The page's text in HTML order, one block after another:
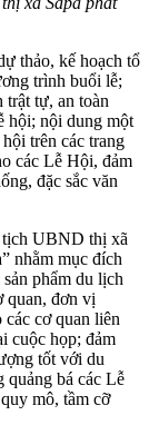
thảo, kế hoạch tổ
trình buổi lễ;
trật tự, an toàn
hội; nội dung một
trên các trang
các Lễ Hội, đảm
đặc sắc văn
UBND thị xã
nhằm mục đích
phẩm du lịch
quan, đơn vị
cơ quan liên
cuộc họp; đảm
tốt với du
quảng bá các Lễ
mô, tầm cỡ